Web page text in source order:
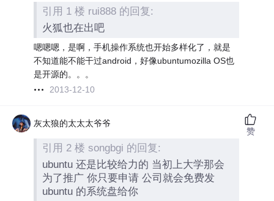
引用 1 楼 rui888 的回复:
火狐也在出吧
嗯嗯嗯，是啊，手机操作系统也开始多样化了，就是
不知道能不能干过android，好像ubuntumozilla OS也
是开源的。。。
2013-12-10
灰太狼的太太太爷爷
引用 2 楼 songbgi 的回复:
ubuntu 还是比较给力的 当初上大学那会
为了推广 你只要申请 公司就会免费发
ubuntu 的系统盘给你
赞